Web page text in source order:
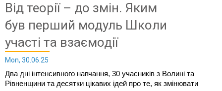
Від теорії – до змін. Яким
був перший модуль Школи
участі та взаємодії
Mon, 30.06.25
Два дні інтенсивного навчання, 30 учасників з Волині та
Рівненщини та десятки цікавих ідей про те, як змінювати